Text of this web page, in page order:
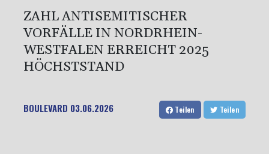
ZAHL ANTISEMITISCHER
VORFÄLLE IN NORDRHEIN-
WESTFALEN ERREICHT 2025
HÖCHSTSTAND
BOULEVARD 03.06.2026 Teilen Teilen